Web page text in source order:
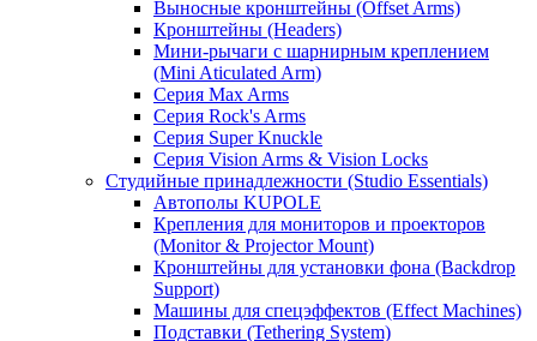
Выносные кронштейны (Offset Arms)
Кронштейны (Headers)
Мини-рычаги с шарнирным креплением
(Mini Aticulated Arm)
Серия Max Arms
Серия Rock's Arms
Серия Super Knuckle
Серия Vision Arms & Vision Locks
Студийные принадлежности (Studio Essentials)
Автополы KUPOLE
Крепления для мониторов и проекторов
(Monitor & Projector Mount)
Кронштейны для установки фона (Backdrop
Support)
Машины для спецэффектов (Effect Machines)
Подставки (Tethering System)